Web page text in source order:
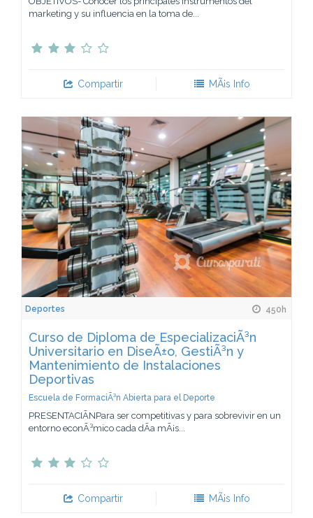
marketing y su influencia en la toma de...
Compartir MÃ¡s Info
Deportes 450h
Curso de Diploma de EspecializaciÃ³n
Universitario en DiseÃ±o, GestiÃ³n y
Mantenimiento de Instalaciones
Deportivas
Escuela de FormaciÃ³n Abierta para el Deporte
PRESENTACIÃNPara ser competitivas y para sobrevivir en un
entorno econÃ³mico cada dÃ­a mÃ¡s...
Compartir MÃ¡s Info